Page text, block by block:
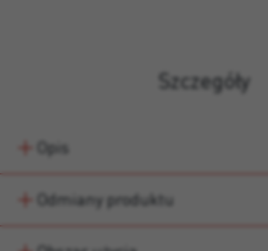
Szczegóły
Opis
Odmiany produktu